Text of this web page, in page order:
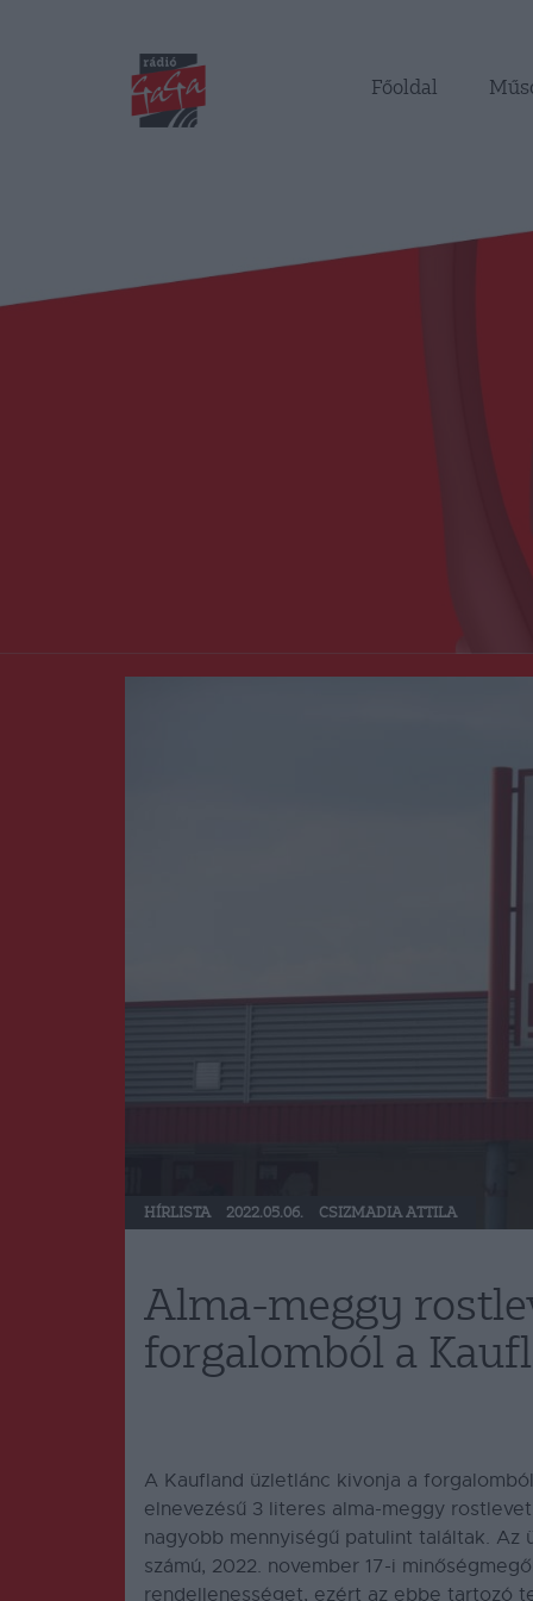
Főoldal
HÍRLISTA 2022.05.06. CSIZMADIA ATTILA
Alma-meggy
forgalomból a
A Kaufland üzletlánc kivonja a
elnevezésű 3 literes alma-meggy
nagyobb mennyiségű patulint találtak. Az
számú, 2022. november 17-i
rendellenességet, ezért az ebbe tartozó